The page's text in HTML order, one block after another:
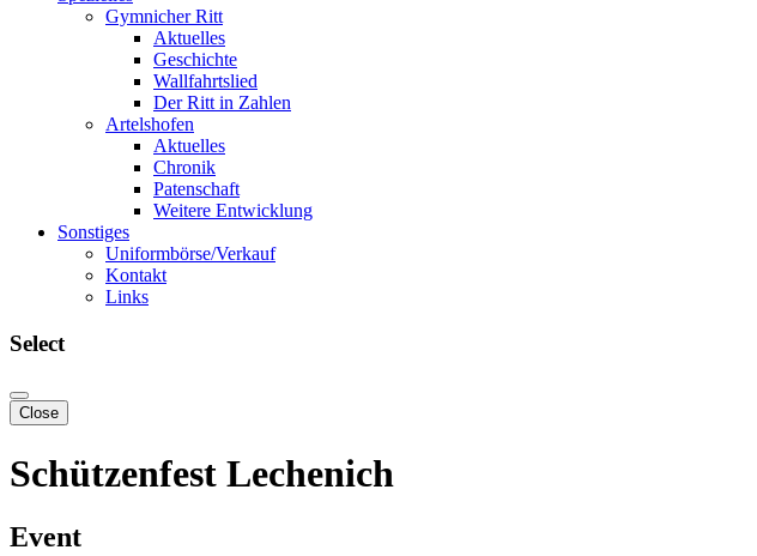
Gymnicher Ritt
Aktuelles
Geschichte
Wallfahrtslied
Der Ritt in Zahlen
Artelshofen
Aktuelles
Chronik
Patenschaft
Weitere Entwicklung
Sonstiges
Uniformbörse/Verkauf
Kontakt
Links
Select
Close
Schützenfest Lechenich
Event